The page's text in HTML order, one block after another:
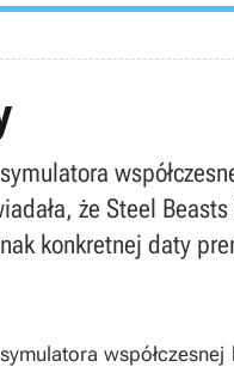
że Steel
konkretnej daty